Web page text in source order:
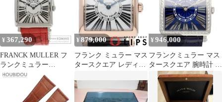
ル ブラウン 未使用 純
正 シャイニー 艶 30mm
ブラウン 茶 【中古】
ル レッド 未使用 純正
シャイニー 艶 30mm レ
ッド 赤 【中古】
¥ 367,290
FRANCK MULLER フ
ランクミュラー
6002MQZ マスタースク
エア 腕時計 SS 革 レデ
ィース [中古]
¥ 879,000
フランク ミュラー マス
タースクエア レディー
証書 K18PG/革 レディ
ース時計 ホワイト 仕上
¥ 946,000
フランクミュラー マス
タースクエア 腕時計 時
計 ステンレススチール
6002 M B QZ REL R D
1R クオーツ メンズ 1年